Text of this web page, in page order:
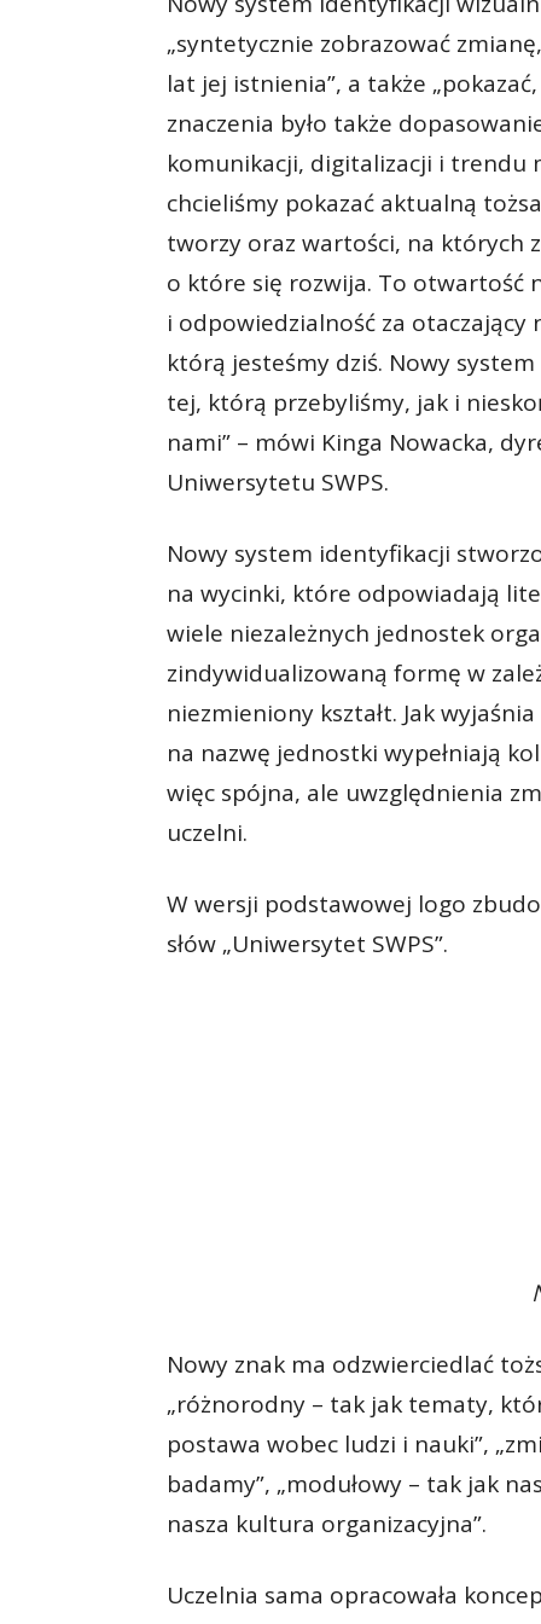
„syntetycznie zobrazować
lat jej istnienia”, a także
znaczenia było także
komunikacji, digitalizacji i trendu
chcieliśmy pokazać aktualną
tworzy oraz wartości, na których
o które się rozwija. To otwartość
i odpowiedzialność za otaczający
którą jesteśmy dziś. Nowy
tej, którą przebyliśmy, jak i
nami” – mówi Kinga Nowacka,
Uniwersytetu SWPS.
Nowy system identyfikacji
na wycinki, które odpowiadają
wiele niezależnych jednostek
zindywidualizowaną formę w
niezmieniony kształt. Jak
na nazwę jednostki wypełniają
więc spójna, ale uwzględnienia
uczelni.
W wersji podstawowej logo
słów „Uniwersytet SWPS”.
Nowy znak ma odzwierciedlać
„różnorodny – tak jak tematy,
postawa wobec ludzi i nauki”,
badamy”, „modułowy – tak jak
nasza kultura organizacyjna”.
Uczelnia sama opracowała